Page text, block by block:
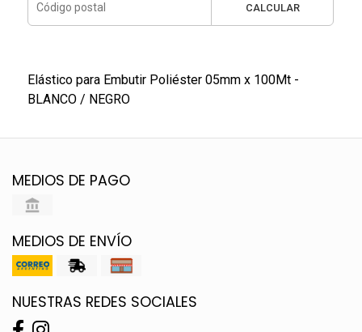
CALCULAR
Elástico para Embutir Poliéster 05mm x 100Mt -
BLANCO / NEGRO
MEDIOS DE PAGO
MEDIOS DE ENVÍO
NUESTRAS REDES SOCIALES